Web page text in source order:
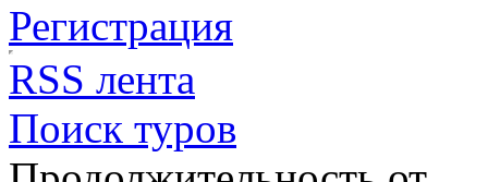
Регистрация
RSS лента
Поиск туров